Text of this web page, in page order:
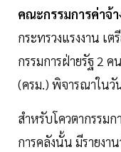
คณะกรรมการค่าจ้า
กระทรวงแรงงาน เ
กรรมการฝ่ายรัฐ 2
(ครม.) พิจารณาใน
สำหรับโควตากรรม
การคลังนั้น มีรายงา